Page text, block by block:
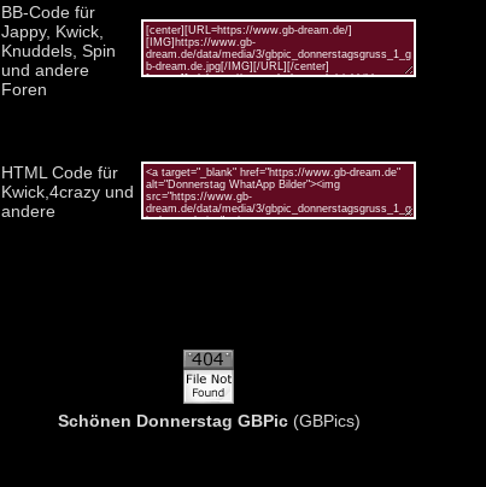
BB-Code für
Jappy, Kwick,
Knuddels, Spin
und andere
Foren
HTML Code für
Kwick,4crazy und
andere
Schönen Donnerstag GBPic(GBPics)